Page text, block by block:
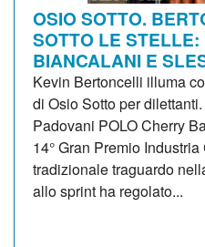
OSIO SOTTO.
SOTTO LE STELLE:
BIANCALANI E
Kevin Bertoncelli illuma
di Osio Sotto per
Padovani POLO Cherry
14° Gran Premio
tradizionale traguardo
allo sprint ha regolato...